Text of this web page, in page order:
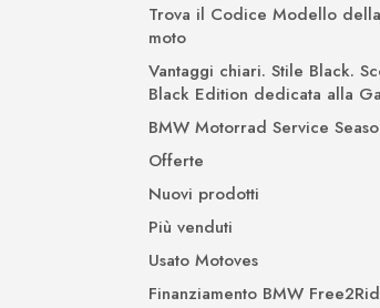
Trova il Codice Modello
moto
Vantaggi chiari. Stile Black.
Black Edition dedicata alla
BMW Motorrad Service
Offerte
Nuovi prodotti
Più venduti
Usato Motoves
Finanziamento BMW